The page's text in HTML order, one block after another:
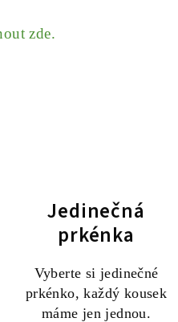
zde.
Jedinečná
prkénka
Vyberte si jedinečné
prkénko, každý kousek
máme jen jednou.